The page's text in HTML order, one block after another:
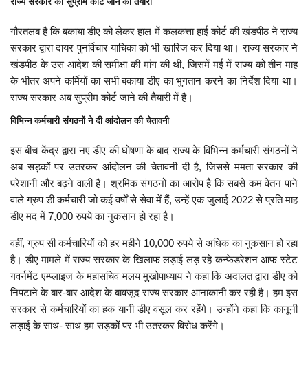
गौरतलब है कि बकाया डीए को लेकर हाल में कलकत्ता हाई कोर्ट की खंडपीठ ने राज्य
सरकार द्वारा दायर पुनर्विचार याचिका को भी खारिज कर दिया था। राज्य सरकार ने
खंडपीठ के उस आदेश की समीक्षा की मांग की थी, जिसमें मई में राज्य को तीन माह
के भीतर अपने कर्मियों का सभी बकाया डीए का भुगतान करने का निर्देश दिया था।
राज्य सरकार अब सुप्रीम कोर्ट जाने की तैयारी में है।
विभिन्न कर्मचारी संगठनों ने दी आंदोलन की चेतावनी
इस बीच केंद्र द्वारा नए डीए की घोषणा के बाद राज्य के विभिन्न कर्मचारी संगठनों ने
अब सड़कों पर उतरकर आंदोलन की चेतावनी दी है, जिससे ममता सरकार की
परेशानी और बढ़ने वाली है। श्रमिक संगठनों का आरोप है कि सबसे कम वेतन पाने
वाले ग्रुप डी कर्मचारी जो कई वर्षों से सेवा में हैं, उन्हें एक जुलाई 2022 से प्रति माह
डीए मद में 7,000 रुपये का नुकसान हो रहा है।
वहीं, ग्रुप सी कर्मचारियों को हर महीने 10,000 रुपये से अधिक का नुकसान हो रहा
है। डीए मामले में राज्य सरकार के खिलाफ लड़ाई लड़ रहे कन्फेडरेशन आफ स्टेट
गवर्नमेंट एम्प्लाइज के महासचिव मलय मुखोपाध्याय ने कहा कि अदालत द्वारा डीए को
निपटाने के बार-बार आदेश के बावजूद राज्य सरकार आनाकानी कर रही है। हम इस
सरकार से कर्मचारियों का हक यानी डीए वसूल कर रहेंगे। उन्होंने कहा कि कानूनी
लड़ाई के साथ- साथ हम सड़कों पर भी उतरकर विरोध करेंगे।